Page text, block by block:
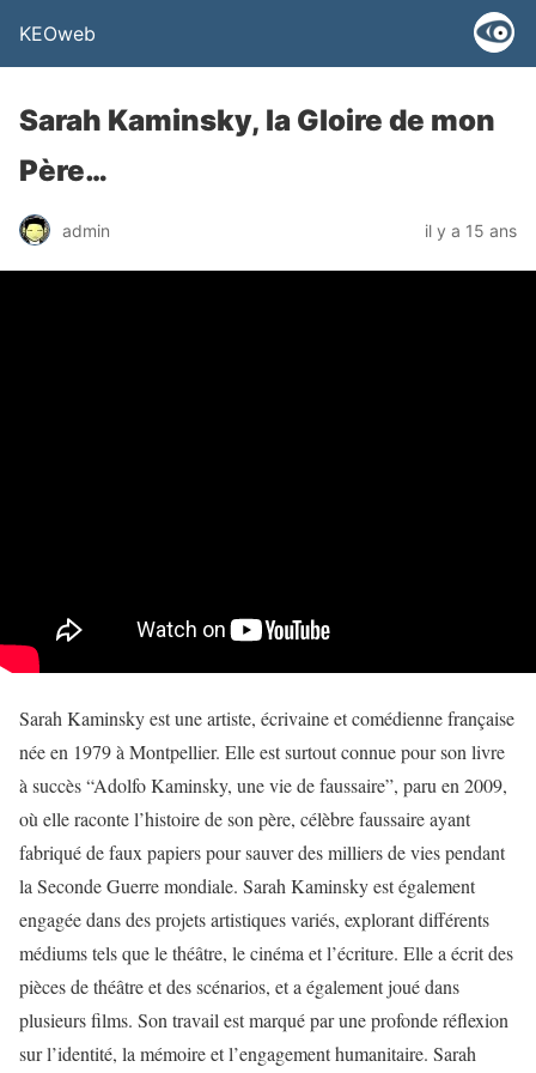
KEOweb
Sarah Kaminsky, la Gloire de mon
Père…
admin il y a 15 ans
Sarah Kaminsky est une artiste, écrivaine et comédienne française
née en 1979 à Montpellier. Elle est surtout connue pour son livre
à succès “Adolfo Kaminsky, une vie de faussaire”, paru en 2009,
où elle raconte l’histoire de son père, célèbre faussaire ayant
fabriqué de faux papiers pour sauver des milliers de vies pendant
la Seconde Guerre mondiale. Sarah Kaminsky est également
engagée dans des projets artistiques variés, explorant différents
médiums tels que le théâtre, le cinéma et l’écriture. Elle a écrit des
pièces de théâtre et des scénarios, et a également joué dans
plusieurs films. Son travail est marqué par une profonde réflexion
sur l’identité, la mémoire et l’engagement humanitaire. Sarah